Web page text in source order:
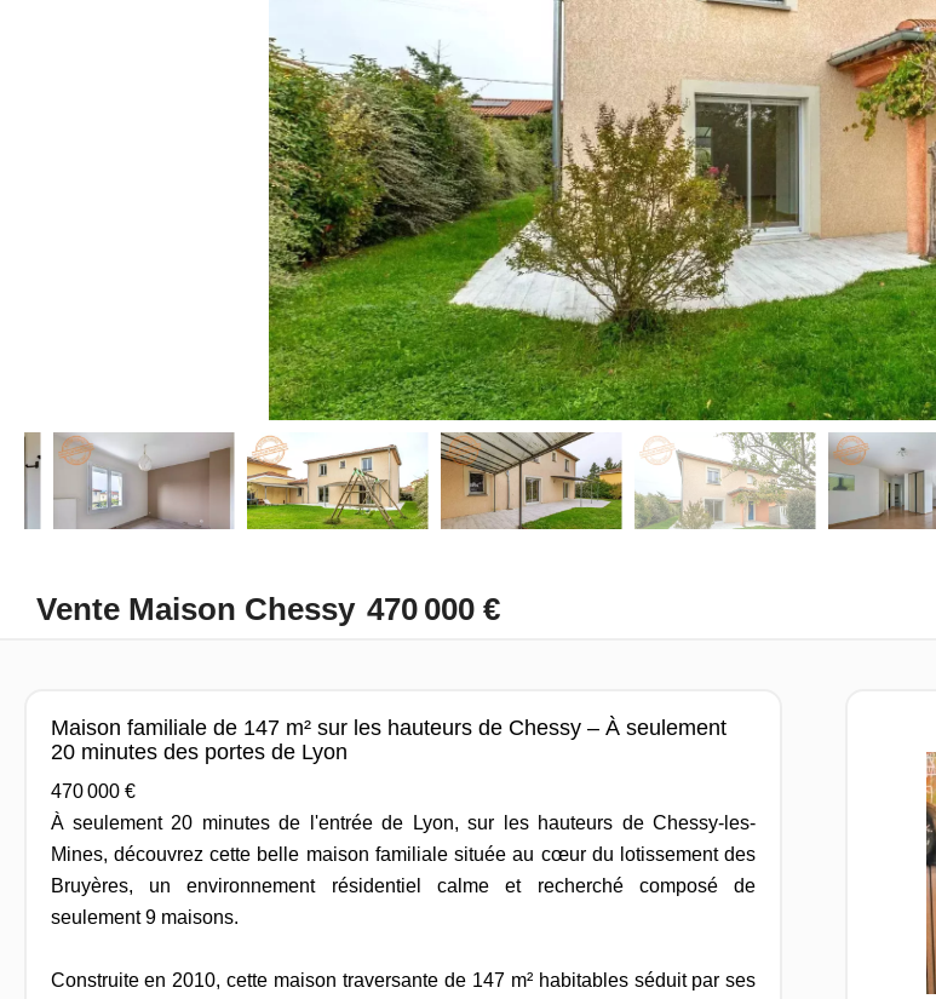
Vente Maison Chessy 470 000 €
Maison familiale de 147 m² sur les hauteurs de Chessy – À seulement
20 minutes des portes de Lyon
470 000 €
À seulement 20 minutes de l'entrée de Lyon, sur les hauteurs de Chessy-les-
Mines, découvrez cette belle maison familiale située au cœur du lotissement des
Bruyères, un environnement résidentiel calme et recherché composé de
seulement 9 maisons.
Construite en 2010, cette maison traversante de 147 m² habitables séduit par ses